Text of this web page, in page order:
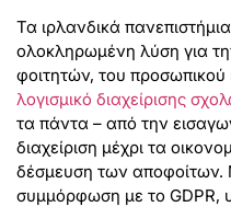
Τα ιρλανδικά
ολοκληρωμένη λύση για
φοιτητών, του
λογισμικό διαχείρισης
τα πάντα – από την
διαχείριση μέχρι τα
δέσμευση των
συμμόρφωση με το GDPR,